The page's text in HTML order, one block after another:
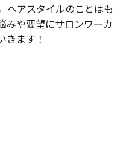
ヘアスタイルのことはも
みや要望にサロンワーカ
きます！